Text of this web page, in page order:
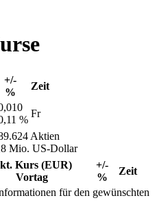
+/-
%
Zeit
%
Fr
Aktien
Mio. US-Dollar
Kurs (EUR)
Vortag
+/-
%
Zeit
für den gewünschten